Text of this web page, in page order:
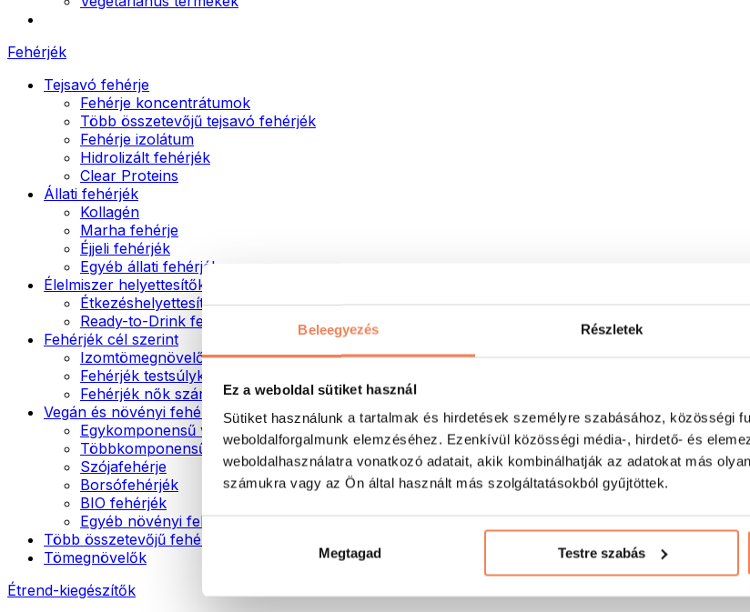
Beleegyezés Részletek
Ez a weboldal sütiket használ
Sütiket használunk a tartalmak és hirdetések személyre szabásához, közösségi
weboldalforgalmunk elemzéséhez. Ezenkívül közösségi média-, hirdető- és
weboldalhasználatra vonatkozó adatait, akik kombinálhatják az adatokat más
számukra vagy az Ön által használt más szolgáltatásokból gyűjtöttek.
Megtagad Testre szabás
Fehérjék
Tejsavó fehérje
Fehérje koncentrátumok
Több összetevőjű tejsavó fehérjék
Fehérje izolátum
Hidrolizált fehérjék
Clear Proteins
Állati fehérjék
Kollagén
Marha fehérje
Éjjeli fehérjék
Egyéb állati fehérjék
Élelmiszer helyettesítők
Étkezéshelyettesítő porok
Ready-to-Drink fehérjeitalok
Fehérjék cél szerint
Izomtömegnövelők
Fehérjék testsúlykontroll támogatásához
Fehérjék nők számára
Vegán és növényi fehérjék
Egykomponensű vegán fehérjék
Többkomponensű vegán fehérjék
Szójafehérje
Borsófehérjék
BIO fehérjék
Egyéb növényi fehérjék
Több összetevőjű fehérje
Tömegnövelők
Étrend-kiegészítők